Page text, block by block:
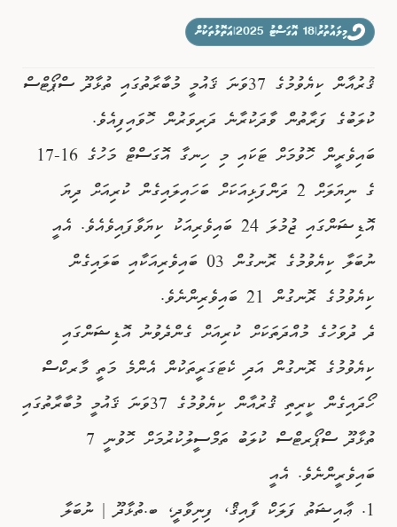
ވިޔަފާރި
ފޮޓޯއިން ޚަބަރު
މިލައުތުރު 18 އޮގަސްޓު 2025 އަތޮޅުތަކުން
ޤުރުއާން ކިޔެވުމުގެ 37ވަނަ ޤައުމީ މުބާރާތުގައި ތުޅާދޫ ސްޕޯޓްސް
ކުލަބުގެ ފަރާތުން ވާދަކުރާނެ ދަރިވަރުން ހޮވައިފިއެވެ.
ބައިވެރީން ހޮވުމަށް ޓަކައި މި ހިނގާ އޮގަސްޓް މަހުގެ 16-17
ގެ ނިޔަލަށް 2 ދަންފަޅިއަކަށް ބަހައިލައިގެން ކުރިއަށް ދިޔަ
އޮޑިޝަންގައި ޖުމުލަ 24 ބައިވެރިއަކު ކިޔަވާފައިވެއެވެ. އެއީ
ނުބަލާ ކިޔެވުމުގެ ރޮނގުން 03 ބައިވެރިއަކާއި ބަލައިގެން
ކިޔެވުމުގެ ރޮނގުން 21 ބައިވެރިންނެވެ.
ދެ ދުވަހުގެ މުއްދަތަކަށް ކުރިއަށް ގެންދެވުނު އޮޑިޝަންގައި
ކިޔެވުމުގެ ރޮނގުން އަދި ކެޓަގަރީތަކުން އެންމެ މަތީ މާރކްސް
ހޯދައިގެން ކީރިތި ޤުރުއާން ކިޔެވުމުގެ 37ވަނަ ޤައުމީ މުބާރާތުގައި
ތުޅާދޫ ސްޕޯރޓްސް ކުލަބު ތަމްސީލުކުރުމަށް ހޮވުނީ 7
ބައިވެރީންނެވެ. އެއީ
1. ޢާއިޝަތު ފަލަކް ފާއިޤް، ފިނިވާދީ، ބ.ތުޅާދޫ | ނުބަލާ